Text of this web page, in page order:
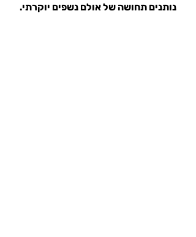
נותנים תחושה של אולם נשפים יוקרתי.